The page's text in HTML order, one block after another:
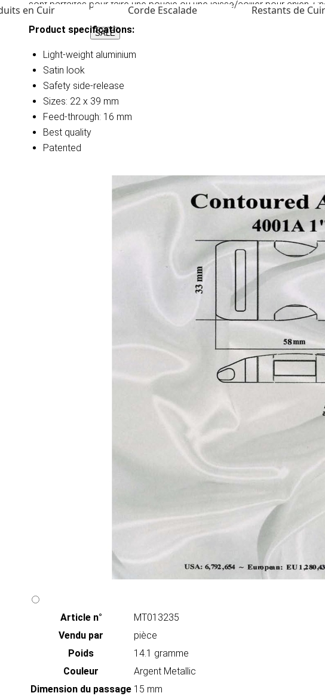
en Cuir Corde Escalade Restants de
SALE
sont parfaites pour faire une boucle ou une laisse/collier pour chien.
Product specifications:
Light-weight aluminium
Satin look
Safety side-release
Sizes: 22 x 39 mm
Feed-through: 16 mm
Best quality
Patented
Article n°
MT013235
Vendu par
pièce
Poids
14.1 gramme
Couleur
Argent Metallic
Dimension du passage 15 mm